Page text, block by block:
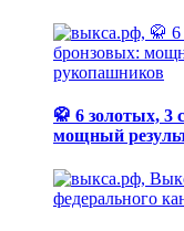
🥋 6 золотых, 3
мощный